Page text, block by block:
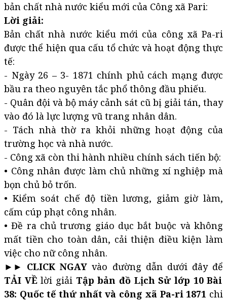
bản chất nhà nước kiểu mới của Công xã Pari:
Lời giải:
Bản chất nhà nước kiểu mới của công xã Pa-ri
được thể hiện qua cấu tổ chức và hoạt động thực
tế:
- Ngày 26 – 3- 1871 chính phủ cách mạng được
bầu ra theo nguyên tắc phổ thông đầu phiếu.
- Quân đội và bộ máy cảnh sát cũ bị giải tán, thay
vào đó là lực lượng vũ trang nhân dân.
- Tách nhà thờ ra khỏi những hoạt động của
trường học và nhà nước.
- Công xã còn thi hành nhiều chính sách tiến bộ:
• Công nhân được làm chủ những xí nghiệp mà
bọn chủ bỏ trốn.
• Kiểm soát chế độ tiền lương, giảm giờ làm,
cấm cúp phạt công nhân.
• Đề ra chủ trương giáo dục bắt buộc và không
mất tiền cho toàn dân, cải thiện điều kiện làm
việc cho nữ công nhân.
►► CLICK NGAY vào đường dẫn dưới đây để
TẢI VỀlời giải Tập bản đồ Lịch Sử lớp 10 Bài
38: Quốc tế thứ nhất và công xã Pa-ri 1871 chi